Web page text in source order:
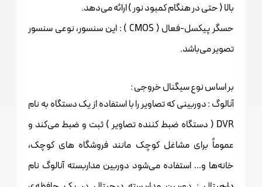
بالا ( حتی در هنگام کمبود نور ) ارائه می‌دهد.
حسگر پیکسل-فعال ( CMOS ) : این سنسور، نوعی سنسور
تصویر می‌باشد.
بر اساس نوع سیگنال خروجی :
آنالوگ : دوربینی که تصاویر را با استفاده از یک دستگاه به نام
DVR ( دستگاه ضبط کننده تصاویر ) ثبت و ضبط می‌کند و
عموماً برای مشاغل کوچک مانند فروشگاه های کوچک،
خانه‌ها و… استفاده می‌شود دوربین مداربسته آنالوگ نام